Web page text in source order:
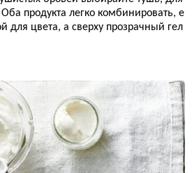
продукта легко комбинировать, е
для цвета, а сверху прозрачный гел